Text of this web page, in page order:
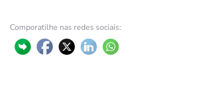
Comporatilhe nas redes sociais: